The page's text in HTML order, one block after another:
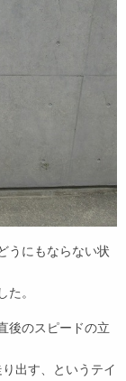
うにもならない状
。
後のスピードの立
出す、というテイ